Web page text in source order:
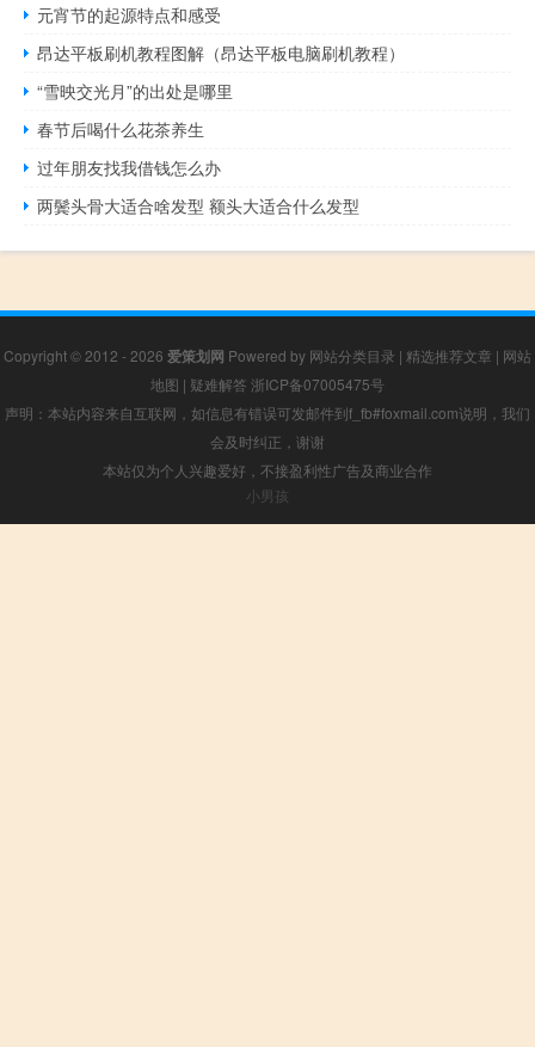
元宵节的起源特点和感受
昂达平板刷机教程图解（昂达平板电脑刷机教程）
“雪映交光月”的出处是哪里
春节后喝什么花茶养生
过年朋友找我借钱怎么办
两鬓头骨大适合啥发型 额头大适合什么发型
Copyright © 2012 - 2026 爱策划网 Powered by 网站分类目录 | 精选推荐文章 | 网站
地图 | 疑难解答 浙ICP备07005475号
声明：本站内容来自互联网，如信息有错误可发邮件到f_fb#foxmail.com说明，我们
会及时纠正，谢谢
本站仅为个人兴趣爱好，不接盈利性广告及商业合作
小男孩